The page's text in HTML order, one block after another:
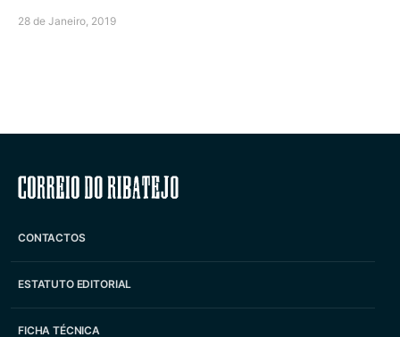
28 de Janeiro, 2019
Correio do Ribatejo
CONTACTOS
ESTATUTO EDITORIAL
FICHA TÉCNICA